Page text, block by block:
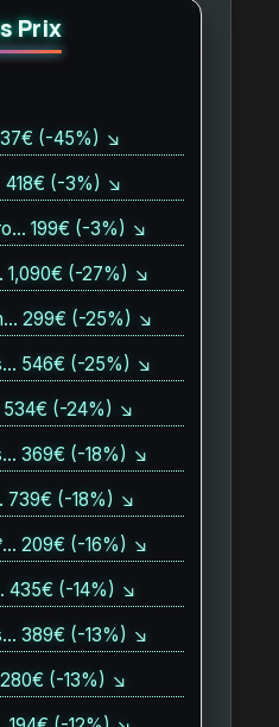
Prix
(-45%) ↘
418€ (-3%) ↘
199€ (-3%) ↘
1,090€ (-27%) ↘
299€ (-25%) ↘
546€ (-25%) ↘
534€ (-24%) ↘
369€ (-18%) ↘
739€ (-18%) ↘
209€ (-16%) ↘
435€ (-14%) ↘
389€ (-13%) ↘
(-13%) ↘